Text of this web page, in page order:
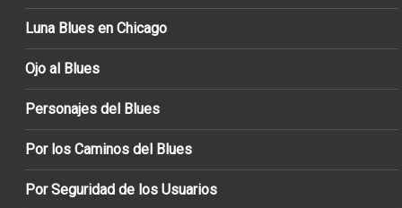
Luna Blues en Chicago
Ojo al Blues
Personajes del Blues
Por los Caminos del Blues
Por Seguridad de los Usuarios